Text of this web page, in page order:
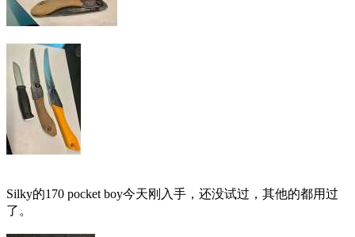
Silky的170 pocket boy今天刚入手，还没试过，其他的都用过
了。